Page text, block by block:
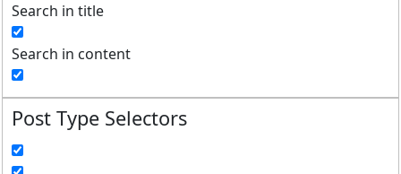
Search in title
Search in content
Post Type Selectors